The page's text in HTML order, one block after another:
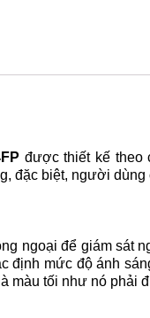
được thiết kế theo
đặc biệt, người
ngoại để giám sát
định mức độ ánh
màu tối như nó phải